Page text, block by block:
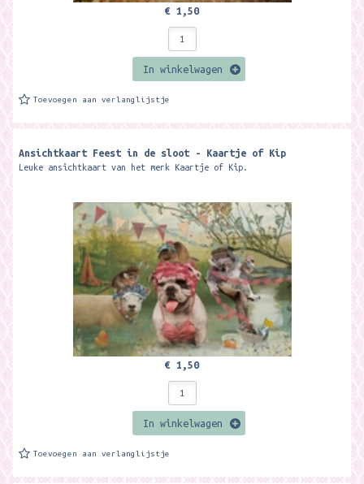
€ 1,50
In winkelwagen
Toevoegen aan verlanglijstje
Ansichtkaart Feest in de sloot - Kaartje of Kip
Leuke ansichtkaart van het merk Kaartje of Kip.
€ 1,50
In winkelwagen
Toevoegen aan verlanglijstje